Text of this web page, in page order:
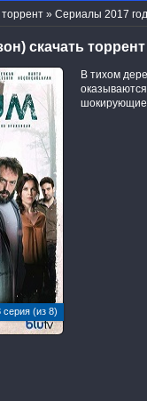
» Сериалы 2017
скачать
серия (из 8)
В тихом